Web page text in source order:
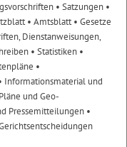
• Satzungen •
• Amtsblatt• Gesetze
Dienstanweisungen,
• Statistiken •
•
Informationsmaterial und
und Geo-
Pressemitteilungen •